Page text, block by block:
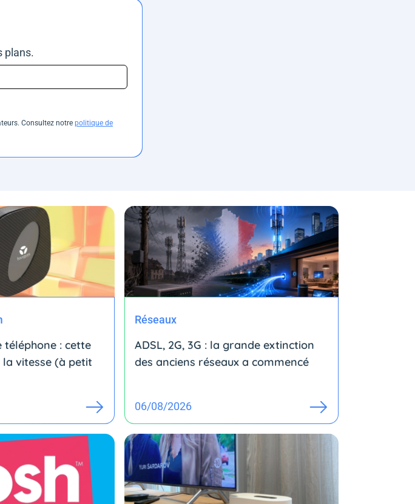
plans.
Consultez notre politique de
téléphone : cette
vitesse (à petit
Réseaux
ADSL, 2G, 3G : la grande extinction
des anciens réseaux a commencé
06/08/2026